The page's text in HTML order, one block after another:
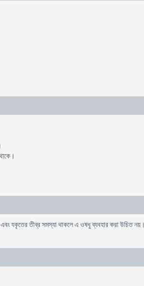
এবং যকৃতের তীব্র সমস্যা থাকলে এ ওষধু ব্যবহার করা উচিত নয়।